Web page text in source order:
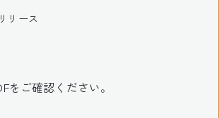
リース
をご確認ください。